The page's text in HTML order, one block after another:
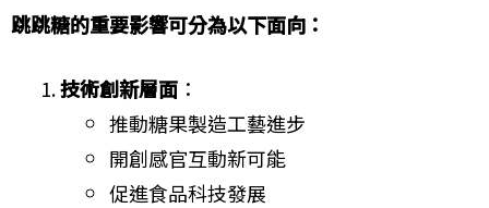
跳跳糖的重要影響可分為以下面向：
技術創新層面 ：
推動糖果製造工藝進步
開創感官互動新可能
促進食品科技發展